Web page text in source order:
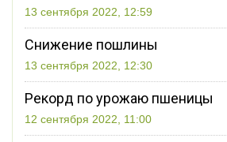
13 сентября 2022, 12:59
Снижение пошлины
13 сентября 2022, 12:30
Рекорд по урожаю пшеницы
12 сентября 2022, 11:00